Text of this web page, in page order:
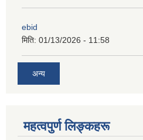
ebid
मिति: 01/13/2026 - 11:58
अन्य
महत्वपुर्ण लिङ्कहरू